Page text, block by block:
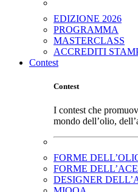
EDIZIONE 2026
PROGRAMMA
MASTERCLASS
ACCREDITI
Contest
Contest
I contest che
mondo dell’olio,
FORME
FORME
DESIGNER